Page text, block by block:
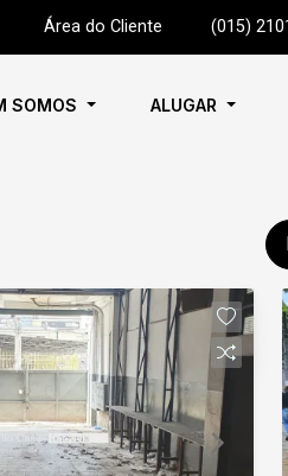
Área do Cliente (015)
SOMOS ALUGAR